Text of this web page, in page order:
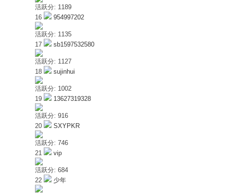
共
识
活跃分: 1189
16
954997202
活跃分: 1135
17
sb1597532580
活跃分: 1127
18
sujinhui
活跃分: 1002
19
13627319328
活跃分: 916
20
SXYPKR
活跃分: 746
21
vip
活跃分: 684
22
少年